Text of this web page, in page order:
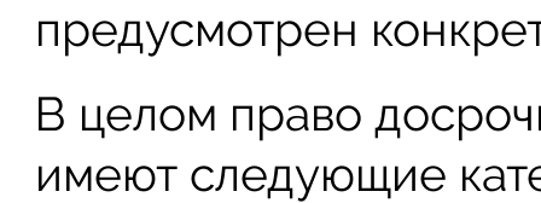
предусмотрен
В целом право
имеют следующие